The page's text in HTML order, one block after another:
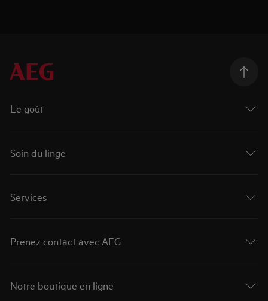
Le goût
Soin du linge
Services
Prenez contact avec AEG
Notre boutique en ligne